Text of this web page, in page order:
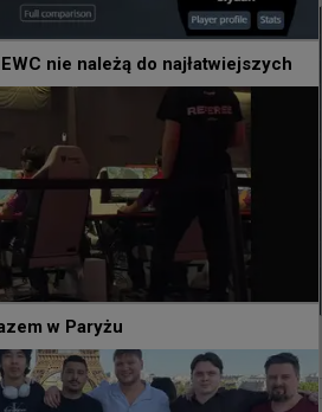
nie należą do najłatwiejszych
w Paryżu